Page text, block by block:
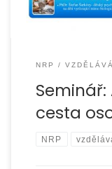
NRP
cesta
NRP